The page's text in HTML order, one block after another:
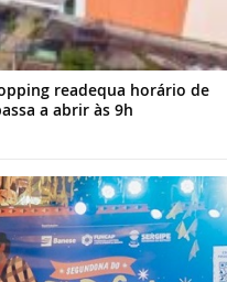
readequa horário de
a abrir às 9h